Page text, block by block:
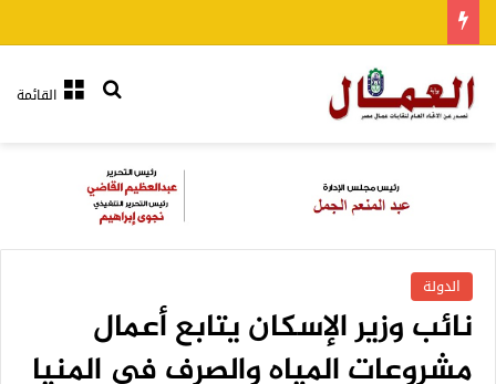
القائمةبحث عن
الدولة
نائب وزير الإسكان يتابع أعمال
مشروعات المياه والصرف في المنيا